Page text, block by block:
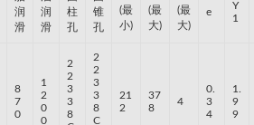
润
滑
润
滑
柱
孔
锥
孔
(最
小)
(最
大)
(最
大)
e
Y
1
8
7
0
1
2
0
0
2
2
3
3
8
2
2
3
3
8
C
21
2
37
8
4
0.
3
4
1.
9
9